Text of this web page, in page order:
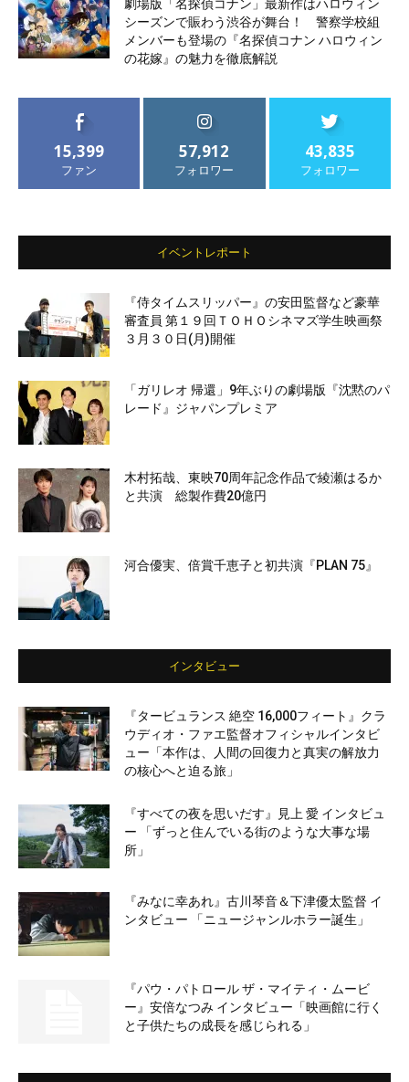
劇場版「名探偵コナン」最新作はハロウィン
シーズンで賑わう渋谷が舞台！ 警察学校組
メンバーも登場の『名探偵コナン ハロウィン
の花嫁』の魅力を徹底解説
15,399
ファン
57,912
フォロワー
43,835
フォロワー
イベントレポート
『侍タイムスリッパー』の安田監督など豪華
審査員 第１９回ＴＯＨＯシネマズ学生映画祭
３月３０日(月)開催
「ガリレオ 帰還」9年ぶりの劇場版『沈黙のパ
レード』ジャパンプレミア
木村拓哉、東映70周年記念作品で綾瀬はるか
と共演 総製作費20億円
河合優実、倍賞千恵子と初共演『PLAN 75』
インタビュー
『タービュランス 絶空 16,000フィート』クラ
ウディオ・ファエ監督オフィシャルインタビ
ュー「本作は、人間の回復力と真実の解放力
の核心へと迫る旅」
『すべての夜を思いだす』見上 愛 インタビュ
ー 「ずっと住んでいる街のような大事な場
所」
『みなに幸あれ』古川琴音＆下津優太監督 イ
ンタビュー 「ニュージャンルホラー誕生」
『パウ・パトロール ザ・マイティ・ムービ
ー』安倍なつみ インタビュー「映画館に行く
と子供たちの成長を感じられる」